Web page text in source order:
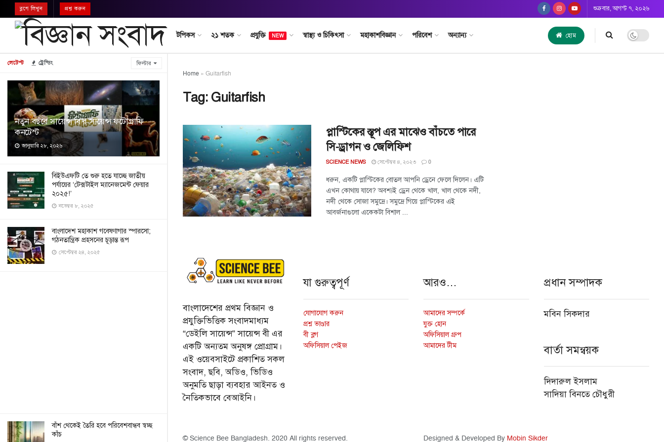
লেটেস্ট ট্রেন্ডিং ফিল্টার
নতুন বছরে সায়েন্স বি’র সায়েন্স ফটোগ্রাফি
কনটেস্ট
জানুয়ারি ২৮, ২০২৬
বিইউএফটি তে শুরু হতে যাচ্ছে জাতীয়
পর্যায়ের ‘টেক্সটাইল ম্যানেজমেন্ট ফেয়ার
২০২৫!’
নভেম্বর ৮, ২০২৫
বাংলাদেশ মহাকাশ গবেষণাগার স্পারসো;
গঠনতান্ত্রিক প্রহসনের চূড়ান্ত রূপ
সেপ্টেম্বর ২৪, ২০২৫
বাঁশ থেকেই তৈরি হবে পরিবেশবান্ধব স্বচ্ছ
কাঁচ
ব্লগে লিখুন প্রশ্ন করুন শুক্রবার, আগস্ট ৭, ২০২৬
টপিকস ২১ শতক প্রযুক্তি NEW স্বাস্থ্য ও চিকিৎসা মহাকাশবিজ্ঞান পরিবেশ অন্যান্য হোম
Home » Guitarfish
Tag: Guitarfish
প্লাস্টিকের স্তূপ এর মাঝেও বাঁচতে পারে
সি-ড্রাগন ও জেলিফিশ
SCIENCE NEWS সেপ্টেম্বর ৪, ২০২৩ 0
ধরুন, একটি প্লাস্টিকের বোতল আপনি ড্রেনে ফেলে দিলেন। এটি
এখন কোথায় যাবে? অবশ্যই ড্রেন থেকে খাল, খাল থেকে নদী,
নদী থেকে সোজা সমুদ্রে। সমুদ্রে গিয়ে প্লাস্টিকের এই
আবর্জনাগুলো একেকটা বিশাল ...
বাংলাদেশের প্রথম বিজ্ঞান ও
প্রযুক্তিভিত্তিক সংবাদমাধ্যম
“ডেইলি সায়েন্স” সায়েন্স বী এর
একটি অন্যতম অনুষঙ্গ প্রোগ্রাম।
এই ওয়েবসাইটে প্রকাশিত সকল
সংবাদ, ছবি, অডিও, ভিডিও
অনুমতি ছাড়া ব্যবহার আইনত ও
নৈতিকভাবে বেআইনি।
যা গুরুত্বপূর্ণ
যোগাযোগ করুন
প্রশ্ন ভাণ্ডার
বী ব্লগ
অফিসিয়াল পেইজ
আরও…
আমাদের সম্পর্কে
যুক্ত হোন
অফিসিয়াল গ্রুপ
আমাদের টীম
প্রধান সম্পাদক
মবিন সিকদার
বার্তা সমন্বয়ক
দিদারুল ইসলাম
সাদিয়া বিনতে চৌধুরী
© Science Bee Bangladesh. 2020 All rights reserved. Designed & Developed By Mobin Sikder